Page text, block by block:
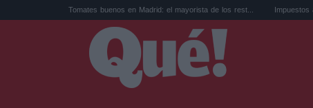
Tomates buenos en Madrid: el mayorista de los rest... Impuestos a la herencia